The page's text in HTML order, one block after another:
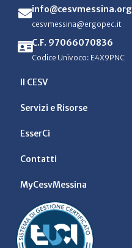
info@cesvmessina.org
cesvmessina@ergopec.it
C.F. 97066070836
Codice Univoco: E4X9PNC
Il CESV
Servizi e Risorse
EsserCi
Contatti
MyCesvMessina